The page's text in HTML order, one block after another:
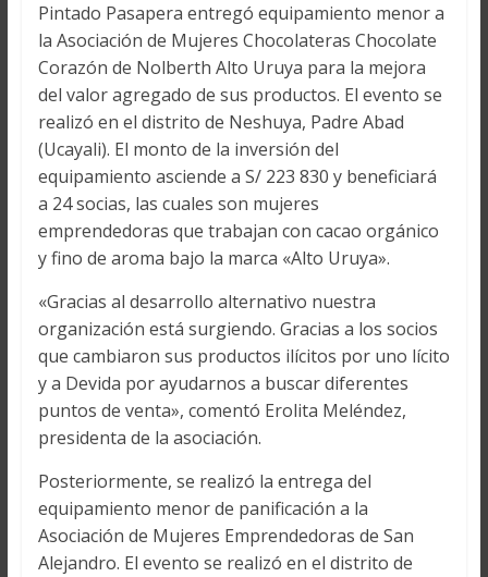
Pintado Pasapera entregó equipamiento menor a
la Asociación de Mujeres Chocolateras Chocolate
Corazón de Nolberth Alto Uruya para la mejora
del valor agregado de sus productos. El evento se
realizó en el distrito de Neshuya, Padre Abad
(Ucayali). El monto de la inversión del
equipamiento asciende a S/ 223 830 y beneficiará
a 24 socias, las cuales son mujeres
emprendedoras que trabajan con cacao orgánico
y fino de aroma bajo la marca «Alto Uruya».
«Gracias al desarrollo alternativo nuestra
organización está surgiendo. Gracias a los socios
que cambiaron sus productos ilícitos por uno lícito
y a Devida por ayudarnos a buscar diferentes
puntos de venta», comentó Erolita Meléndez,
presidenta de la asociación.
Posteriormente, se realizó la entrega del
equipamiento menor de panificación a la
Asociación de Mujeres Emprendedoras de San
Alejandro. El evento se realizó en el distrito de